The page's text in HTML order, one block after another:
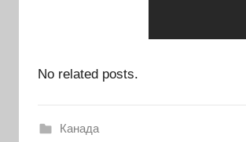
No related posts.
Канада